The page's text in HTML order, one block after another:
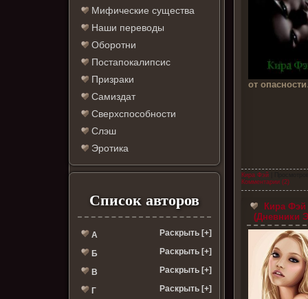
Мифические существа
Наши переводы
Оборотни
Постапокалипсис
Призраки
Самиздат
Сверхспособности
Слэш
Эротика
Список авторов
А Раскрыть [+]
Б Раскрыть [+]
В Раскрыть [+]
Г Раскрыть [+]
от
Кира Фэй
Комментарии (2)
Кира
(Дневники